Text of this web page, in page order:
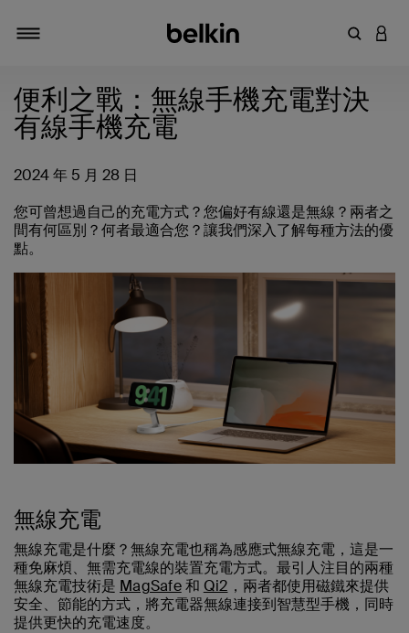
輸入關鍵
登入
便利之戰：無線手機充電對決
有線手機充電
2024 年 5 月 28 日
您可曾想過自己的充電方式？您偏好有線還是無線？兩者之
間有何區別？何者最適合您？讓我們深入了解每種方法的優
點。
無線充電
無線充電是什麼？無線充電也稱為感應式無線充電，這是一
種免麻煩、無需充電線的裝置充電方式。最引人注目的兩種
無線充電技術是 MagSafe和 Qi2 ，兩者都使用磁鐵來提供
安全、節能的方式，將充電器無線連接到智慧型手機，同時
提供更快的充電速度。